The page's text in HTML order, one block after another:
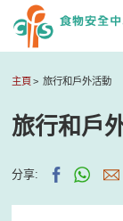
主頁 旅行和戶外活動
旅行和戶
分享: